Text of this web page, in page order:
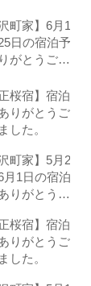
町家】6月1
日の宿泊予
がとうござ
正桜宿】宿泊
りがとうご
した。
町家】5月24
月1日の宿泊
りがとうご
正桜宿】宿泊
りがとうご
した。